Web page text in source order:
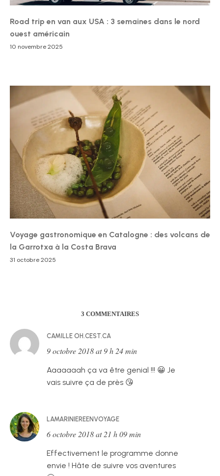
Road trip en van aux USA : 3 semaines dans le nord
ouest américain
10 novembre 2025
Voyage gastronomique en Catalogne : des volcans de
la Garrotxa à la Costa Brava
31 octobre 2025
3 COMMENTAIRES
CAMILLE OH.CEST.CA
9 octobre 2018 at 9 h 24 min
Aaaaaaah ça va être genial !!! 😀 Je
vais suivre ça de près 😘
LAMARINIEREENVOYAGE
6 octobre 2018 at 21 h 09 min
Effectivement le programme donne
envie ! Hâte de suivre vos aventures